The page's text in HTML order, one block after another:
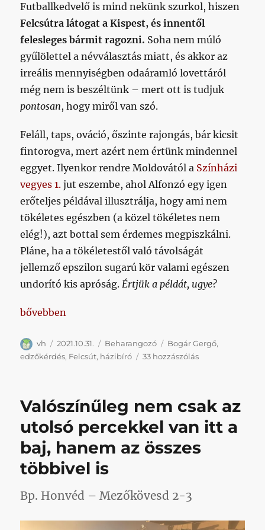
Futballkedvelő is mind nekünk szurkol, hiszen
Felcsútra látogat a Kispest, és innentől
felesleges bármit ragozni. Soha nem múló
gyűlölettel a névválasztás miatt, és akkor az
irreális mennyiségben odaáramló lovettáról
még nem is beszéltünk – mert ott is tudjuk
pontosan, hogy miről van szó.
Feláll, taps, ováció, őszinte rajongás, bár kicsit
fintorogva, mert azért nem értünk mindennel
eggyet. Ilyenkor rendre Moldovától a Színházi
vegyes 1. jut eszembe, ahol Alfonzó egy igen
erőteljes példával illusztrálja, hogy ami nem
tökéletes egészben (a közel tökéletes nem
elég!), azt bottal sem érdemes megpiszkálni.
Pláne, ha a tökéletestől való távolságát
jellemző epszilon sugarú kör valami egészen
undorító kis apróság.Értjük a példát, ugye?
„A nap, amikor minden eszköz megengedett:
bővebben
Szerző
vh Közzétéve
2021.10.31. Kategória
Beharangozó Címke
Bogár Gergő,
edzőkérdés, Felcsút, házibíró 33 hozzászólásA
eszköz
megengedett:
Felcsút
–
Kispest
Valószínűleg nem csak az
utolsó percekkel van itt a
baj, hanem az összes
többivel is
Bp. Honvéd – Mezőkövesd 2-3